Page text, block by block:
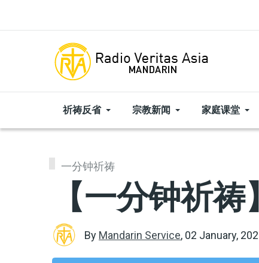
祈祷反省 宗教新闻 家庭课堂
一分钟祈祷
【一分钟祈
By Mandarin Service, 02 January,